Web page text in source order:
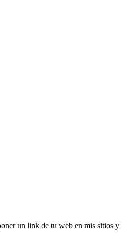
un link de tu web en mis sitios y